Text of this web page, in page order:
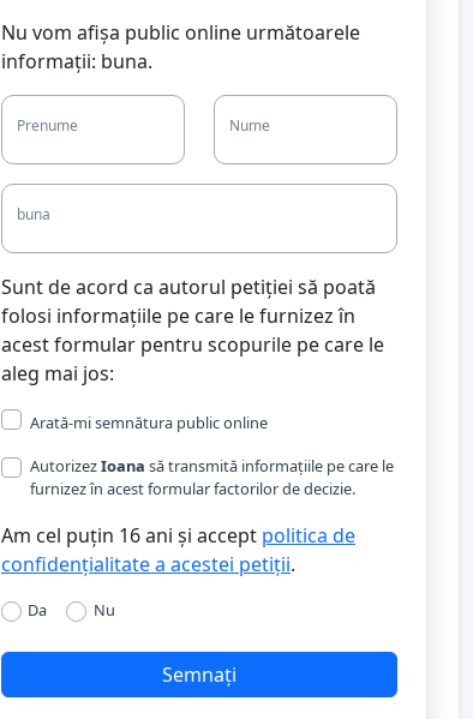
Nu vom afișa public online următoarele
informații: buna.
Prenume Nume
buna
Sunt de acord ca autorul petiției să poată
folosi informațiile pe care le furnizez în
acest formular pentru scopurile pe care le
aleg mai jos:
Arată-mi semnătura public online
AutorizezIoana să transmită informațiile pe care le
furnizez în acest formular factorilor de decizie.
Am cel puțin 16 ani și accept politica de
confidențialitate a acestei petiții.
Da Nu
Semnați